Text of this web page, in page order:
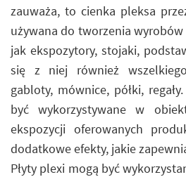
zauważa, to cienka pleksa
używana do tworzenia
jak ekspozytory, stojaki,
się z niej również
gabloty, mównice, półki,
być wykorzystywane w
ekspozycji oferowanych
dodatkowe efekty, jakie
Płyty plexi mogą być